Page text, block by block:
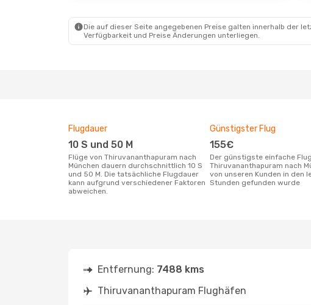
Die auf dieser Seite angegebenen Preise galten innerhalb der
Verfügbarkeit und Preise Änderungen unterliegen.
Flugdauer
10 S und 50 M
Flüge von Thiruvananthapuram nach
München dauern durchschnittlich 10 S
und 50 M. Die tatsächliche Flugdauer
kann aufgrund verschiedener Faktoren
abweichen.
Günstigster Flug
155€
Der günstigste einfache Flug von
Thiruvananthapuram nach
von unseren Kunden in den
Stunden gefunden wurde
Entfernung: 7488 kms
Thiruvananthapuram Flughäfen